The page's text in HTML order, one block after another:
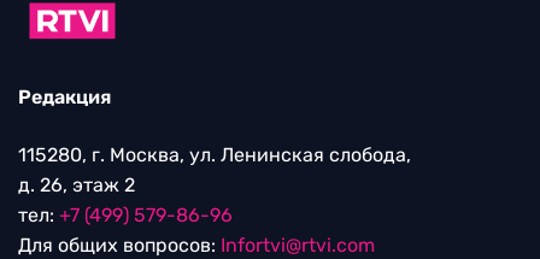
Редакция
115280, г. Москва, ул. Ленинская слобода,
д. 26, этаж 2
тел: +7 (499) 579-86-96
Для общих вопросов: Infortvi@rtvi.com